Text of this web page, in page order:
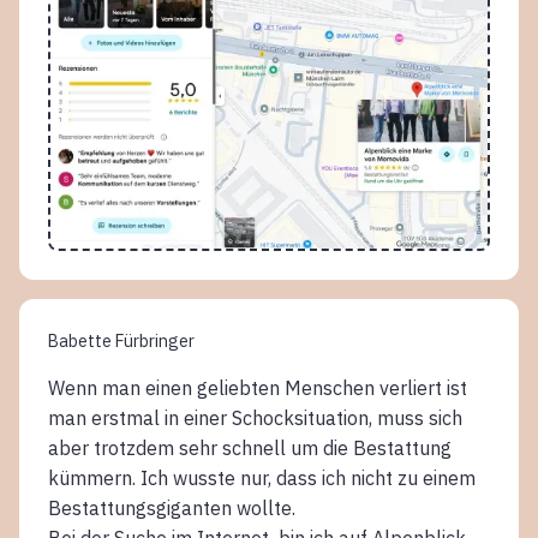
Babette Fürbringer
Wenn man einen geliebten Menschen verliert ist
man erstmal in einer Schocksituation, muss sich
aber trotzdem sehr schnell um die Bestattung
kümmern. Ich wusste nur, dass ich nicht zu einem
Bestattungsgiganten wollte.